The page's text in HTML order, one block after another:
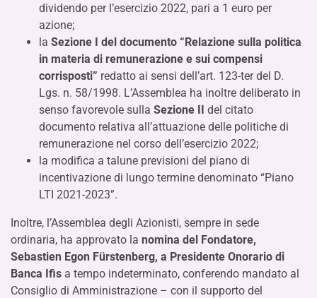
dividendo per l’esercizio 2022, pari a 1 euro per
azione;
la Sezione I del documento “Relazione sulla politica
in materia di remunerazione e sui compensi
corrisposti” redatto ai sensi dell’art. 123-ter del D.
Lgs. n. 58/1998. L’Assemblea ha inoltre deliberato in
senso favorevole sulla Sezione II del citato
documento relativa all’attuazione delle politiche di
remunerazione nel corso dell’esercizio 2022;
la modifica a talune previsioni del piano di
incentivazione di lungo termine denominato “Piano
LTI 2021-2023”.
Inoltre, l’Assemblea degli Azionisti, sempre in sede
ordinaria, ha approvato la nomina del Fondatore,
Sebastien Egon Fürstenberg, a Presidente Onorario di
Banca Ifis a tempo indeterminato, conferendo mandato al
Consiglio di Amministrazione – con il supporto del